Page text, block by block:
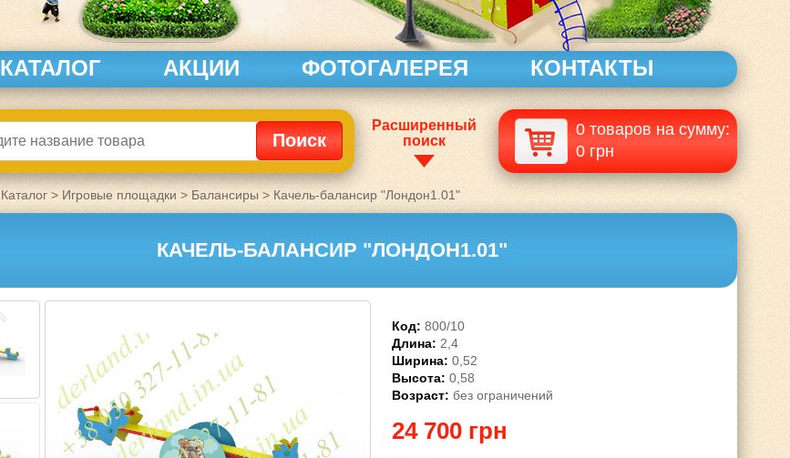
КАТАЛОГ АКЦИИ ФОТОГАЛЕРЕЯ КОНТАКТЫ
0 товаров на сумму:
0 грн
Расширенный
поиск
Каталог > Игровые площадки > Балансиры > Качель-балансир "Лондон1.01"
КАЧЕЛЬ-БАЛАНСИР "ЛОНДОН1.01"
Код: 800/10
Длина: 2,4
Ширина: 0,52
Высота: 0,58
Возраст: без ограничений
24 700 грн